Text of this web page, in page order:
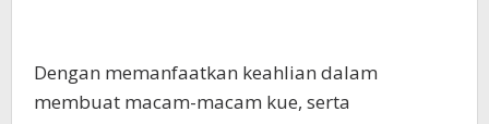
Dengan memanfaatkan keahlian dalam
membuat macam-macam kue, serta